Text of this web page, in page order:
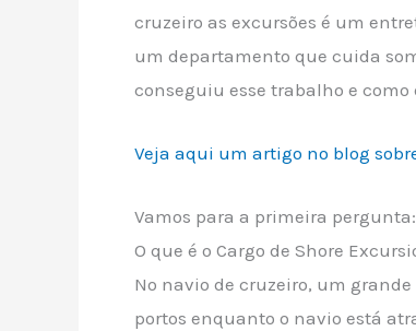
cruzeiro as excursões é um
um departamento que cuida
conseguiu esse trabalho e como
Veja aqui um artigo no blog
Vamos para a primeira pergunta:
O que é o Cargo de Shore
No navio de cruzeiro, um
portos enquanto o navio está